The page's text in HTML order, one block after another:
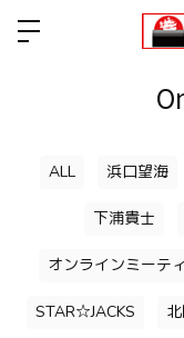
ALL 浜口望海
下浦貴士
オンラインミーテ
STAR☆JACKS